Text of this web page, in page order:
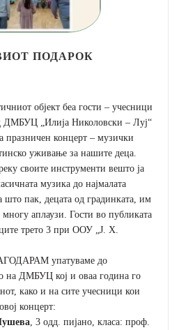
ПОДАРОК
објект беа гости – учесници
ДМБУЦ „Илија Николовски – Луј“
празничен концерт – музички
уживање за нашите деца.
своите инструменти вешто ја
музика до најмалата
што пак, децата од градинката, им
многу аплаузи. Гости во публиката
трето 3 при ООУ „Ј. Х.
упатуваме до
на ДМБУЦ кој и оваа година го
како и на сите учесници кои
концерт:
, 3 одд. пијано, класа: проф.